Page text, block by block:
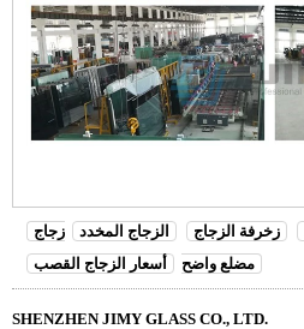
زخرفة الزجاج الزجاج المخدد
زجاج
مضلع واضح
أسعار الزجاج القصب
SHENZHEN JIMY GLASS CO., LTD.